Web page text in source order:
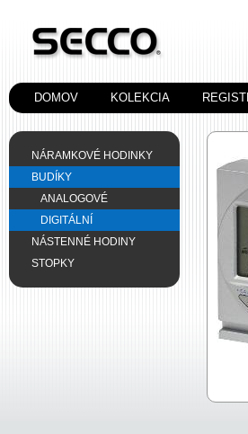
DOMOV KOLEKCIA
NÁRAMKOVÉ HODINKY
BUDÍKY
ANALOGOVÉ
DIGITÁLNÍ
NÁSTENNÉ HODINY
STOPKY